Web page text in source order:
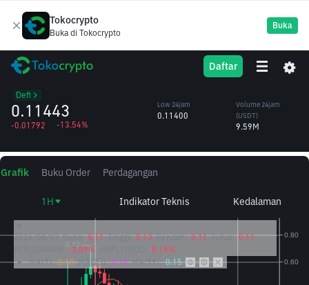
Tokocrypto
Buka di Tokocrypto
Buka
Daftar
SYN Synapse
Defi
0.11443
-0.01792 -13.54%
Low 24jam
0.11400
Volume 24jam
(SYN)
Volume 24jam
(USDT)
9.59M
Grafik Buku Order Perdagangan
1H Indikator Teknis Kedalaman
2026/08/07 Buka: 0.11 Tinggi: 0.13 Rendah: 0.11 Tutup: 0.11
-3.09%
8.19%
MA(7): 0.10 MA(25): 0.16 MA(99): 0.15